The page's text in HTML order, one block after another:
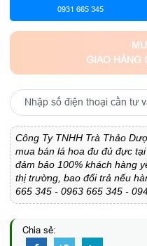
0931 665 345
GIAO HÀNG
Công Ty TNHH Trà Thảo
mua bán lá hoa đu đủ đực
đảm bảo 100% khách hàng
thị trường, bao đổi trả nếu
665 345 - 0963 665 345 -
Chia sẻ: